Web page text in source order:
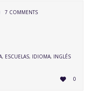
7 COMMENTS
, ESCUELAS, IDIOMA, INGLÉS
 LOVE
IT0